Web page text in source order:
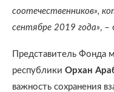
соотечественников»,
сентябре 2019 года», –
Представитель
республики Орхан
важность сохранения